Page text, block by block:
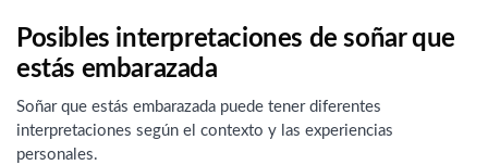
Posibles interpretaciones de soñar que
estás embarazada
Soñar que estás embarazada puede tener diferentes
interpretaciones según el contexto y las experiencias
personales.